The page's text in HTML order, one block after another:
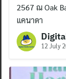
2567 ณ Oak
แคนาดา
12 July